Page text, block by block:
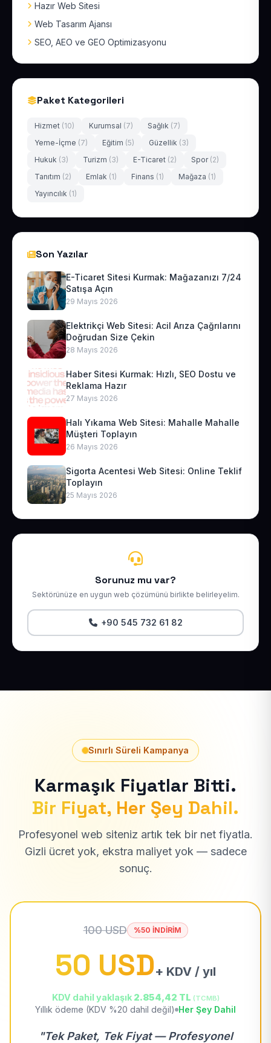
Hazır Web Sitesi
Web Tasarım Ajansı
SEO, AEO ve GEO Optimizasyonu
Paket Kategorileri
Hizmet (10) Kurumsal (7) Sağlık (7)
Yeme-İçme (7) Eğitim (5) Güzellik (3)
Hukuk (3) Turizm (3) E-Ticaret (2) Spor (2)
Tanıtım (2) Emlak (1) Finans (1) Mağaza (1)
Yayıncılık (1)
Son Yazılar
E-Ticaret Sitesi Kurmak: Mağazanızı 7/24
Satışa Açın
29 Mayıs 2026
Elektrikçi Web Sitesi: Acil Arıza Çağrılarını
Doğrudan Size Çekin
28 Mayıs 2026
Haber Sitesi Kurmak: Hızlı, SEO Dostu ve
Reklama Hazır
27 Mayıs 2026
Halı Yıkama Web Sitesi: Mahalle Mahalle
Müşteri Toplayın
26 Mayıs 2026
Sigorta Acentesi Web Sitesi: Online Teklif
Toplayın
25 Mayıs 2026
Sorunuz mu var?
Sektörünüze en uygun web çözümünü birlikte belirleyelim.
+90 545 732 61 82
Sınırlı Süreli Kampanya
Karmaşık Fiyatlar Bitti.
Bir Fiyat, Her Şey Dahil.
Profesyonel web siteniz artık tek bir net fiyatla.
Gizli ücret yok, ekstra maliyet yok — sadece
sonuç.
100 USD %50 İNDİRİM
50 USD+ KDV / yıl
KDV dahil yaklaşık 2.854,42 TL (TCMB)
Yıllık ödeme (KDV %20 dahil değil) Her Şey Dahil
"Tek Paket, Tek Fiyat — Profesyonel